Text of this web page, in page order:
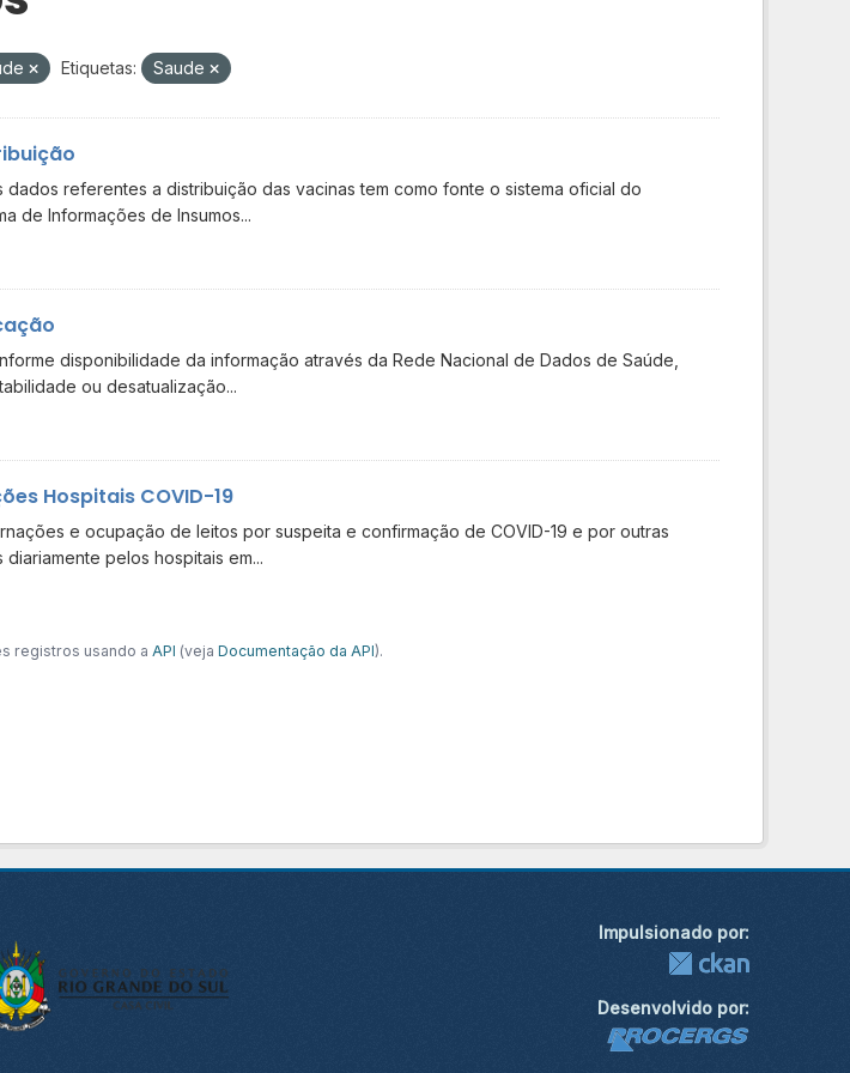
Etiquetas: Saude
dados referentes a distribuição das vacinas tem como fonte o sistema oficial do
de Informações de Insumos...
disponibilidade da informação através da Rede Nacional de Dados de Saúde,
ou desatualização...
Hospitais COVID-19
e ocupação de leitos por suspeita e confirmação de COVID-19 e por outras
pelos hospitais em...
registros usando a API (veja Documentação da API).
Impulsionado por:
Desenvolvido por: